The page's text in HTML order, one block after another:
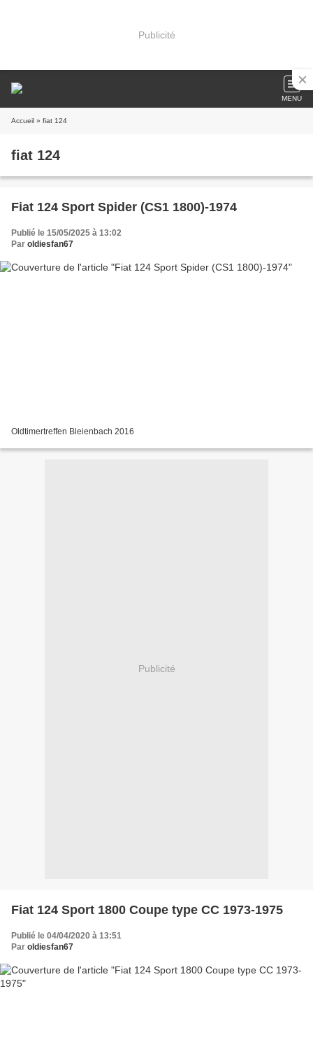
Publicité
MENU
Accueil » fiat 124
fiat 124
Fiat 124 Sport Spider (CS1 1800)-1974
Publié le 15/05/2025 à 13:02
Par oldiesfan67
Oldtimertreffen Bleienbach 2016
Publicité
Fiat 124 Sport 1800 Coupe type CC 1973-1975
Publié le 04/04/2020 à 13:51
Par oldiesfan67